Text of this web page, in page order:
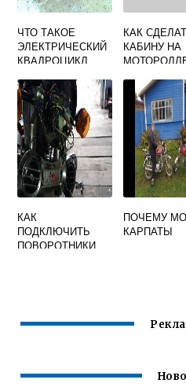
ЧТО ТАКОЕ
ЭЛЕКТРИЧЕСКИЙ
КВАДРОЦИКЛ
КАК
КАБИНУ НА
КАК
ПОДКЛЮЧИТЬ
ПОВОРОТНИКИ
ПОЧЕМУ
КАРПАТЫ